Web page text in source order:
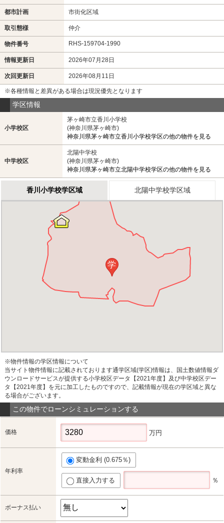
都市計画 市街化区域
取引態様 仲介
物件番号 RHS-159704-1990
情報更新日 2026年07月28日
次回更新日 2026年08月11日
※各種情報と差異がある場合は現況優先となります
学区情報
小学校区
茅ヶ崎市立香川小学校
(神奈川県茅ヶ崎市)
神奈川県茅ヶ崎市立香川小学校学区の他の物件を見る
中学校区
北陽中学校
(神奈川県茅ヶ崎市)
神奈川県茅ヶ崎市立北陽中学校学区の他の物件を見る
香川小学校学区域 北陽中学校学区域
学
※物件情報の学区情報について
当サイト物件情報に記載されております通学区域(学区)情報は、国土数値情報ダ
ウンロードサービスが提供する小学校区データ【2021年度】及び中学校区デー
タ【2021年度】を元に加工したものですので、記載情報が現在の学区域と異な
る場合がございます。
この物件でローンシミュレーションする
価格 万円
年利率
変動金利 (0.675％)
直接入力する ％
ボーナス払い